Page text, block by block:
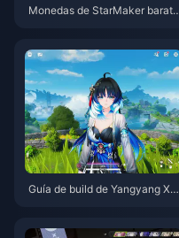
Monedas de StarMaker barata
ento)
Guía de build de Yangyang Xua